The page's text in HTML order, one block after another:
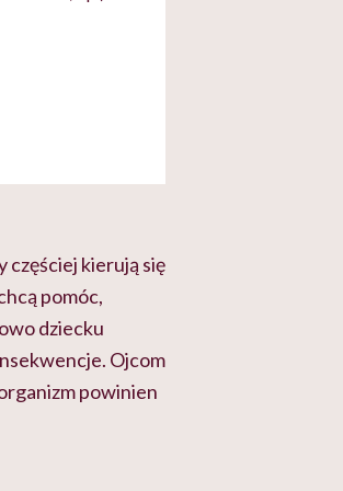
częściej kierują się
pomóc,
dziecku
Ojcom
powinien